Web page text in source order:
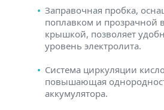
Заправочная пробка,
поплавком и прозрачной
крышкой, позволяет
уровень электролита.
Система циркуляции
повышающая
аккумулятора.